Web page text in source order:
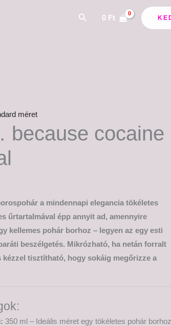
Search
0 Ft
méret
cocaine
a mindennapi elegancia tökéletes
űrtartalmával épp annyit ad, amennyire
kellemes pohár borhoz – legyen az egy esti
beszélgetés. Mikrózható, ha netán forralt
kézzel tisztítható, hogy sokáig megőrizze a
350 ml – Ideális méret egy tökéletes pohár